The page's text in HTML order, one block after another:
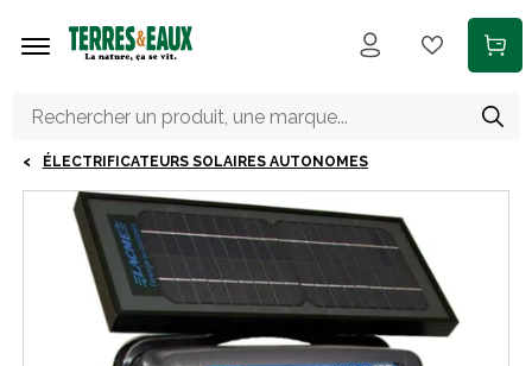
ÉLECTRIFICATEURS SOLAIRES AUTONOMES